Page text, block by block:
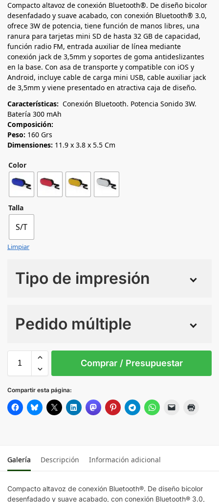
Compacto altavoz de conexión Bluetooth®. De diseño bicolor
desenfadado y suave acabado, con conexión Bluetooth® 3.0,
ofrece 3W de potencia, tiene función de manos libres, una
ranura para tarjetas mini SD de hasta 32 GB de capacidad,
función radio FM, entrada auxiliar de línea mediante
conexión jack de 3,5mm y soportes de goma antideslizantes
en la base. Con asa de transporte y compatible con iOS y
Android, incluye cable de carga mini USB, cable auxiliar jack
de 3,5mm y viene presentado en atractiva caja de diseño.
Características: Conexión Bluetooth. Potencia Sonido 3W.
Batería 300 mAh
Composición:
Peso: 160 Grs
Dimensiones: 11.9 x 3.8 x 5.5 Cm
Color
Talla
S/T
Limpiar
Tipo de impresión
Pedido múltiple
S/T
AZUL
ROJO
Comprar / Presupuestar
Compartir esta página:
Galería Descripción Información adicional
Compacto altavoz de conexión Bluetooth®. De diseño bicolor
desenfadado y suave acabado, con conexión Bluetooth® 3.0,